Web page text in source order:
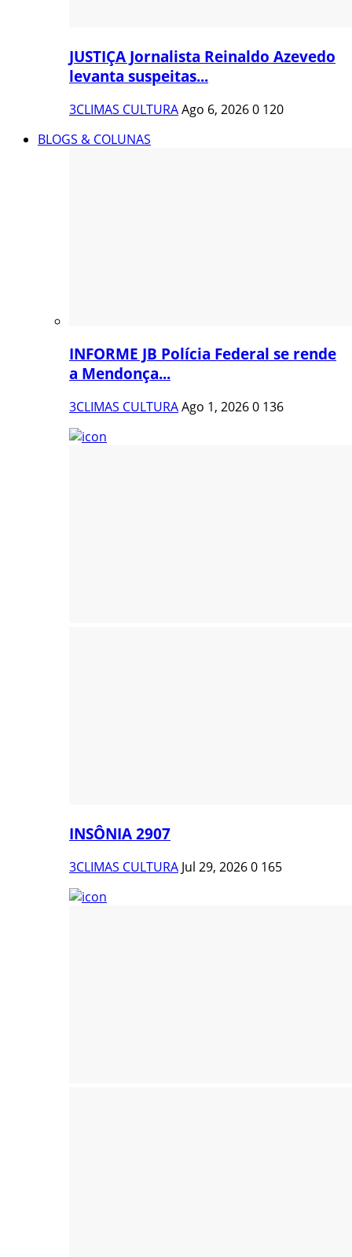
JUSTIÇA Jornalista Reinaldo Azevedo
levanta suspeitas...
3CLIMAS CULTURAAgo 6, 20260 120
BLOGS & COLUNAS
INFORME JB Polícia Federal se rende
a Mendonça...
3CLIMAS CULTURAAgo 1, 20260 136
INSÔNIA 2907
3CLIMAS CULTURA Jul 29, 20260 165